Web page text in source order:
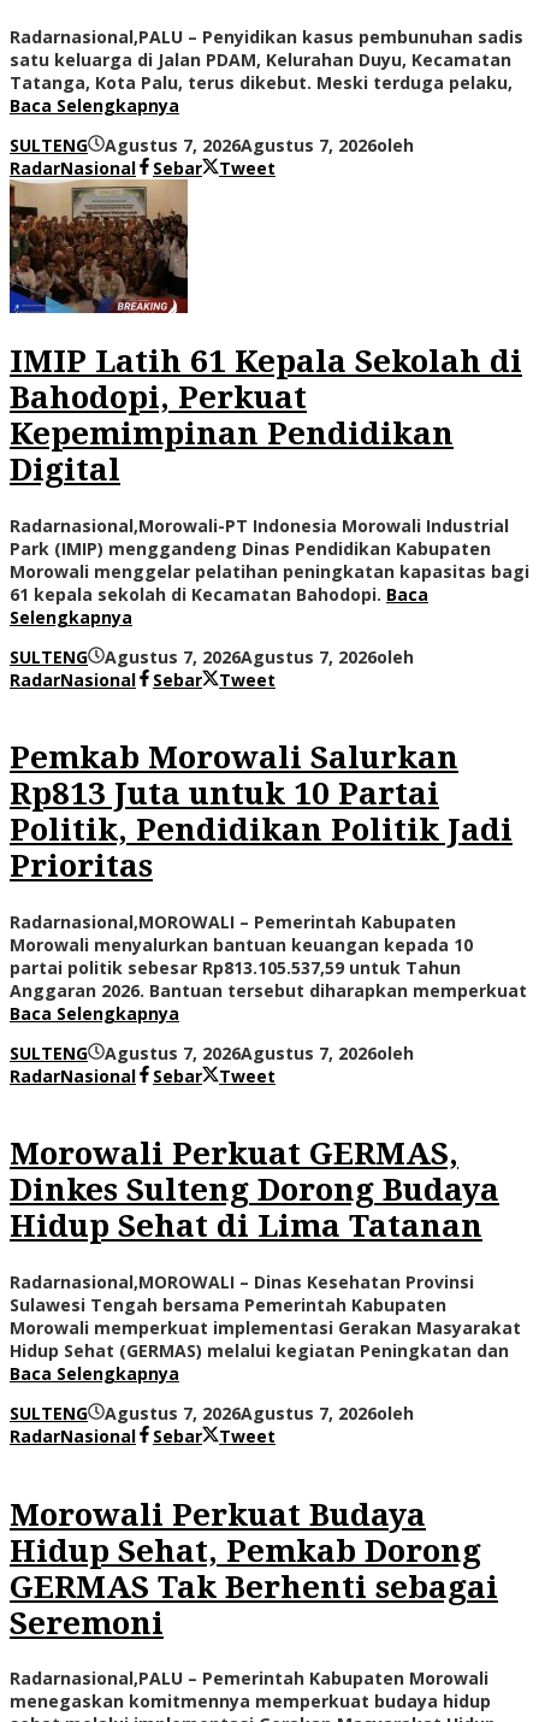
Radarnasional,PALU – Penyidikan kasus pembunuhan sadis
satu keluarga di Jalan PDAM, Kelurahan Duyu, Kecamatan
Tatanga, Kota Palu, terus dikebut. Meski terduga pelaku,
Baca Selengkapnya
SULTENG
Agustus 7, 2026Agustus 7, 2026oleh
RadarNasional
Sebar Tweet
IMIP Latih 61 Kepala Sekolah di
Bahodopi, Perkuat
Kepemimpinan Pendidikan
Digital
Radarnasional,Morowali-PT Indonesia Morowali Industrial
Park (IMIP) menggandeng Dinas Pendidikan Kabupaten
Morowali menggelar pelatihan peningkatan kapasitas bagi
61 kepala sekolah di Kecamatan Bahodopi. Baca
Selengkapnya
SULTENG
Agustus 7, 2026Agustus 7, 2026oleh
RadarNasional
Sebar Tweet
Pemkab Morowali Salurkan
Rp813 Juta untuk 10 Partai
Politik, Pendidikan Politik Jadi
Prioritas
Radarnasional,MOROWALI – Pemerintah Kabupaten
Morowali menyalurkan bantuan keuangan kepada 10
partai politik sebesar Rp813.105.537,59 untuk Tahun
Anggaran 2026. Bantuan tersebut diharapkan memperkuat
Baca Selengkapnya
SULTENG
Agustus 7, 2026Agustus 7, 2026oleh
RadarNasional
Sebar Tweet
Morowali Perkuat GERMAS,
Dinkes Sulteng Dorong Budaya
Hidup Sehat di Lima Tatanan
Radarnasional,MOROWALI – Dinas Kesehatan Provinsi
Sulawesi Tengah bersama Pemerintah Kabupaten
Morowali memperkuat implementasi Gerakan Masyarakat
Hidup Sehat (GERMAS) melalui kegiatan Peningkatan dan
Baca Selengkapnya
SULTENG
Agustus 7, 2026Agustus 7, 2026oleh
RadarNasional
Sebar Tweet
Morowali Perkuat Budaya
Hidup Sehat, Pemkab Dorong
GERMAS Tak Berhenti sebagai
Seremoni
Radarnasional,PALU – Pemerintah Kabupaten Morowali
menegaskan komitmennya memperkuat budaya hidup